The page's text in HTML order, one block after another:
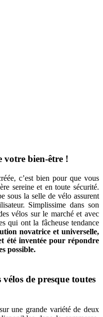
votre bien-être !
c’est bien pour que vous
sereine et en toute sécurité.
sous la selle de vélo assurent
Simplissime dans son
vélos sur le marché et avec
qui ont la fâcheuse tendance
novatrice et universelle,
été inventée pour répondre
possible.
de presque toutes
une grande variété de deux